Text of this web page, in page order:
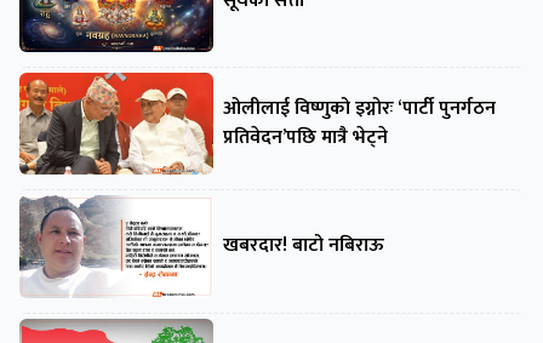
ओलीलाई विष्णुको इग्नोरः ‘पार्टी पुनर्गठन
प्रतिवेदन’पछि मात्रै भेट्ने
खबरदार! बाटो नबिराऊ